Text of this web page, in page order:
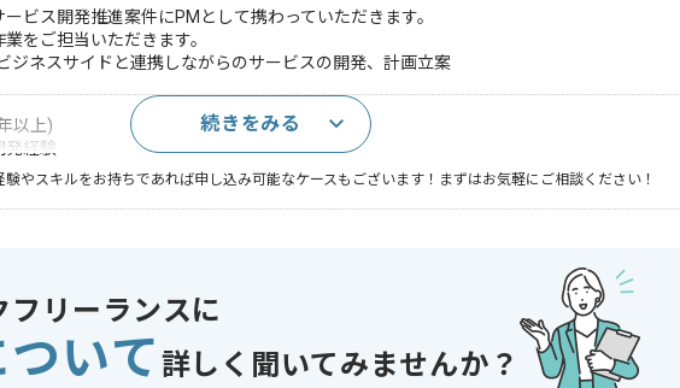
ービス開発推進案件にPMとして携わっていただきます。
業をご担当いただきます。
ジネスサイドと連携しながらのサービスの開発、計画立案
以上)
発経験
やスキルをお持ちであれば申し込み可能なケースもございます！まずはお気軽にご相談ください！
AWS
GitHub
続きをみる
フリーランスに
いて 詳しく聞いてみませんか？